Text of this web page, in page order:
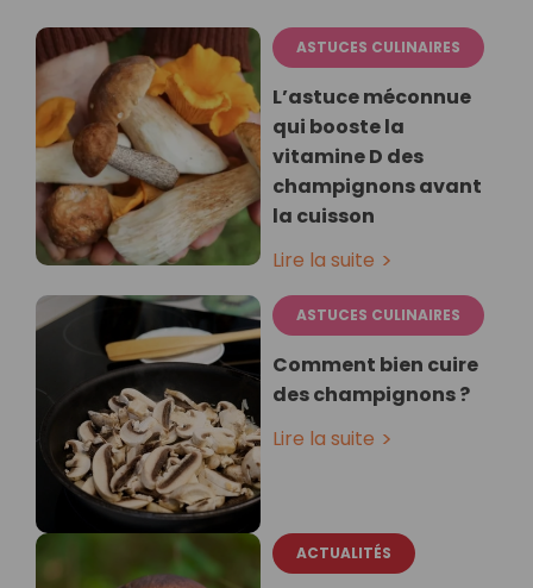
ASTUCES CULINAIRES
L’astuce méconnue
qui booste la
vitamine D des
champignons avant
la cuisson
Lire la suite
ASTUCES CULINAIRES
Comment bien cuire
des champignons ?
Lire la suite
ACTUALITÉS